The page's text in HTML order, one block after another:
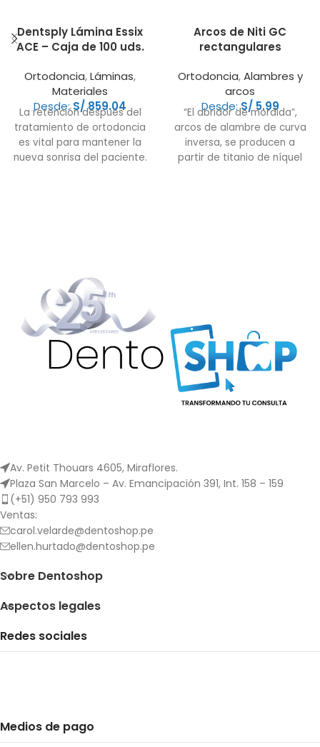
Dentsply Lámina Essix
ACE – Caja de 100 uds.
Ortodoncia,Láminas,
Materiales
Desde:S/859.04
La retención después del
tratamiento de ortodoncia
es vital para mantener la
nueva sonrisa del paciente.
Arcos de Niti GC
rectangulares
Ortodoncia,Alambres y
arcos
Desde:S/ 5.99
“El abridor de mordida”,
arcos de alambre de curva
inversa, se producen a
partir de titanio de níquel
inversa también necesitan
menos cambios y ajustes
de arcos de alambre. A lo
largo del tratamiento, estos
permanecen activos sin
deformarse.
Av. Petit Thouars 4605, Miraflores.
Plaza San Marcelo – Av. Emancipación 391, Int. 158 – 159
(+51) 950 793 993
Ventas:
carol.velarde@dentoshop.pe
ellen.hurtado@dentoshop.pe
Sobre Dentoshop
Aspectos legales
Redes sociales
Medios de pago